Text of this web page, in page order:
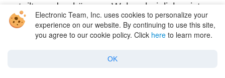
Electronic Team, Inc. uses cookies to personalize your
experience on our website. By continuing to use this site,
you agree to our cookie policy. Click here to learn more.
OK
geteilt werden können. Wahrscheinlicher ist,
dass die Datenformate unterschiedlich sind,
wodurch zwei Verbindungen zu den von der
sind. Das Aufteilen des seriellen Anschlusses,